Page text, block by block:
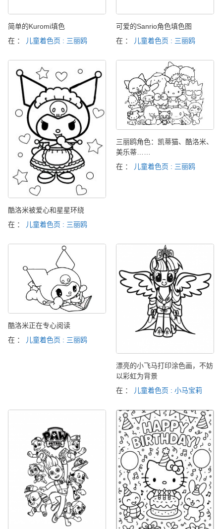
简单的Kuromi填色
在 ：
儿童着色页 : 三丽鸥
可爱的Sanrio角色填色图
在 ：
儿童着色页 : 三丽鸥
酷洛米被爱心和星星环绕
在 ：
儿童着色页 : 三丽鸥
三丽鸥角色：凯蒂猫、酷洛米、
美乐蒂……
在 ：
儿童着色页 : 三丽鸥
酷洛米正在专心阅读
在 ：
儿童着色页 : 三丽鸥
漂亮的小飞马打印涂色画，不妨
以彩虹为背景
在 ：
儿童着色页 : 小马宝莉